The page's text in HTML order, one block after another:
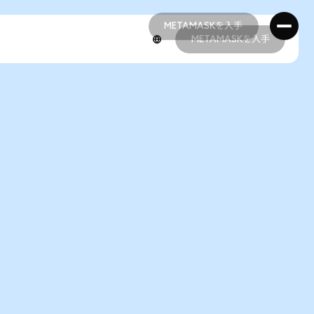
METAMASKを入手
METAMASKを入手
METAMASKを入手